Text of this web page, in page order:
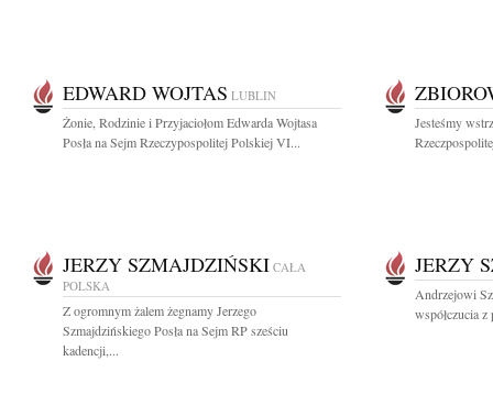
EDWARD WOJTAS LUBLIN
Żonie, Rodzinie i Przyjaciołom Edwarda Wojtasa
Posła na Sejm Rzeczypospolitej Polskiej VI...
Jesteśmy
JERZY SZMAJDZIŃSKI CAŁA
POLSKA
Z ogromnym żalem żegnamy Jerzego
Szmajdzińskiego Posła na Sejm RP sześciu
kadencji,...
JERZY
Andrzejowi
współczucia